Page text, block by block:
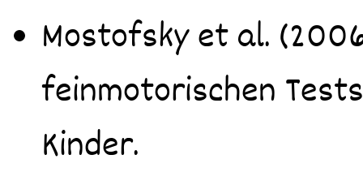
Mostofsky et al.
feinmotorischen
Kinder.